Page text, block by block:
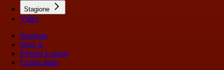
Stagione
Video
Stagione
Serie A
Europa League
Coppa Italia